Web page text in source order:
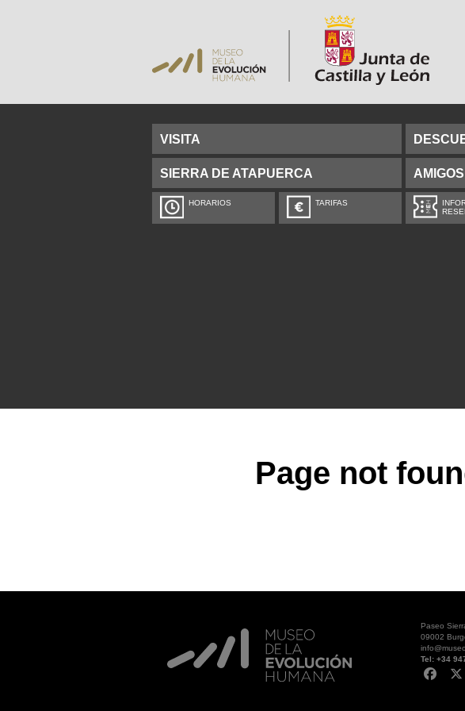
VISITA
SIERRA DE ATAPUERCA AMIGOS
HORARIOS TARIFAS
Page not
Paseo
09002
Tel: +34